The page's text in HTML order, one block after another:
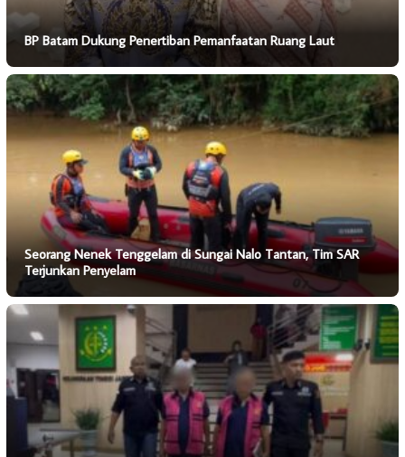
BP Batam Dukung Penertiban Pemanfaatan Ruang Laut
Seorang Nenek Tenggelam di Sungai Nalo Tantan, Tim SAR
Terjunkan Penyelam